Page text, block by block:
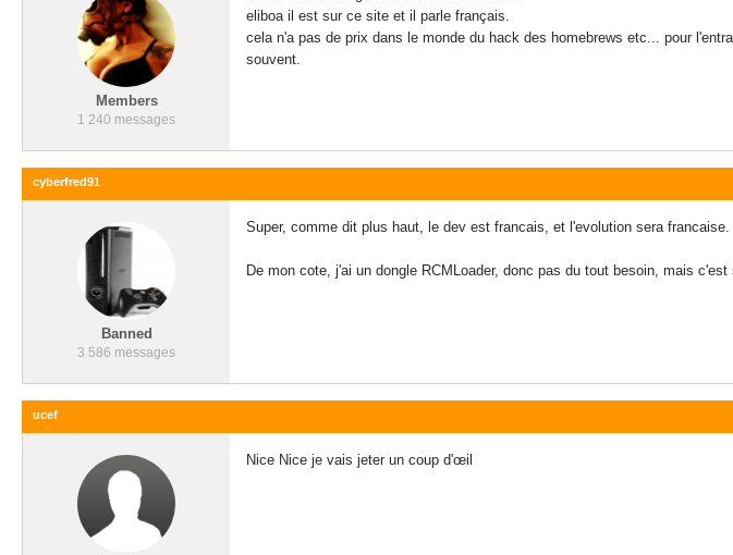
Members
1 240 messages
eliboa il est sur ce site et il parle français.
cela n'a pas de prix dans le monde du hack des homebrews etc... pour
souvent.
cyberfred91
Banned
3 586 messages
Super, comme dit plus haut, le dev est francais, et l'evolution sera francaise.
De mon cote, j'ai un dongle RCMLoader, donc pas du tout besoin, mais
ucef
Nice Nice je vais jeter un coup d'œil